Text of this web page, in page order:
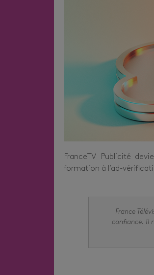
FranceTV Publicité
formation à l’ad-
France
confiance. Il